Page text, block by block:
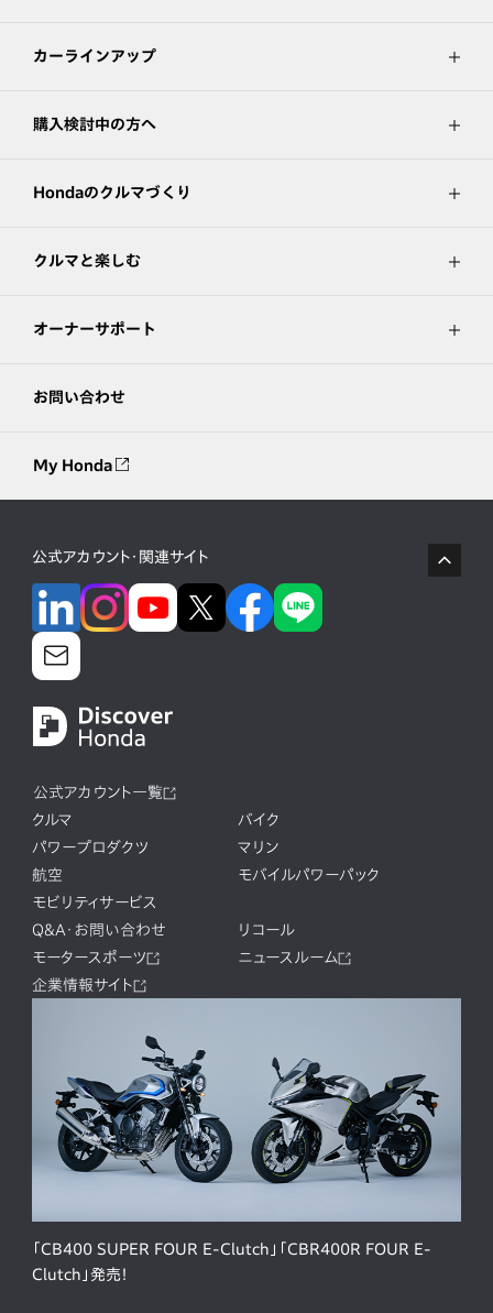
カーラインアップ
購入検討中の方へ
Hondaのクルマづくり
クルマと楽しむ
オーナーサポート
お問い合わせ
My Honda
公式アカウント・関連サイト
公式アカウント一覧
クルマ
バイク
パワープロダクツ
マリン
航空
モバイルパワーパック
モビリティサービス
Q&A・お問い合わせ
リコール
モータースポーツ
ニュースルーム
企業情報サイト
「CB400 SUPER FOUR E-Clutch」「CBR400R FOUR E-
Clutch」発売！